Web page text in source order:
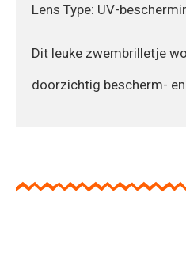
Lens Type: UV-
Dit leuke zwembrilletje
doorzichtig bescherm-